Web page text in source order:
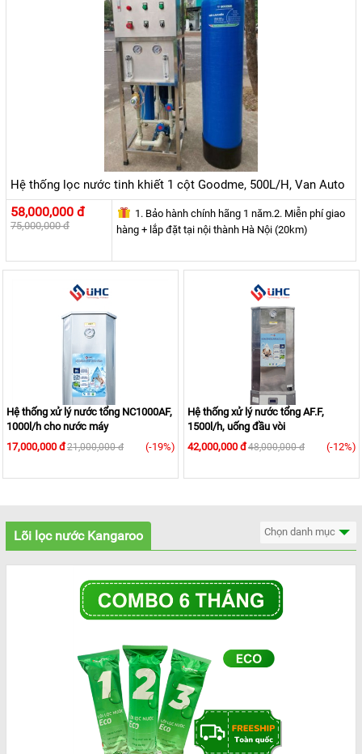
Hệ thống lọc nước tinh khiết 1 cột Goodme, 500L/H, Van Auto
58,000,000 đ
75,000,000 đ
1. Bảo hành chính hãng 1 năm.2. Miễn phí giao
hàng + lắp đặt tại nội thành Hà Nội (20km)
Hệ thống xử lý nước tổng NC1000AF,
1000l/h cho nước máy
17,000,000 đ21,000,000 đ (-19%)
Hệ thống xử lý nước tổng AF.F,
1500l/h, uống đầu vòi
42,000,000 đ48,000,000 đ (-12%)
Lõi lọc nước Kangaroo Chọn danh mục